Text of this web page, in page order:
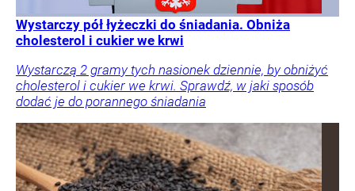
Wystarczy pół łyżeczki do śniadania. Obniża
cholesterol i cukier we krwi
Wystarczą 2 gramy tych nasionek dziennie, by obniżyć
cholesterol i cukier we krwi. Sprawdź, w jaki sposób
dodać je do porannego śniadania